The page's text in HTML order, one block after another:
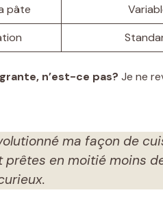
pâte
n’est-ce pas? Je ne
ma façon de
en moitié moins